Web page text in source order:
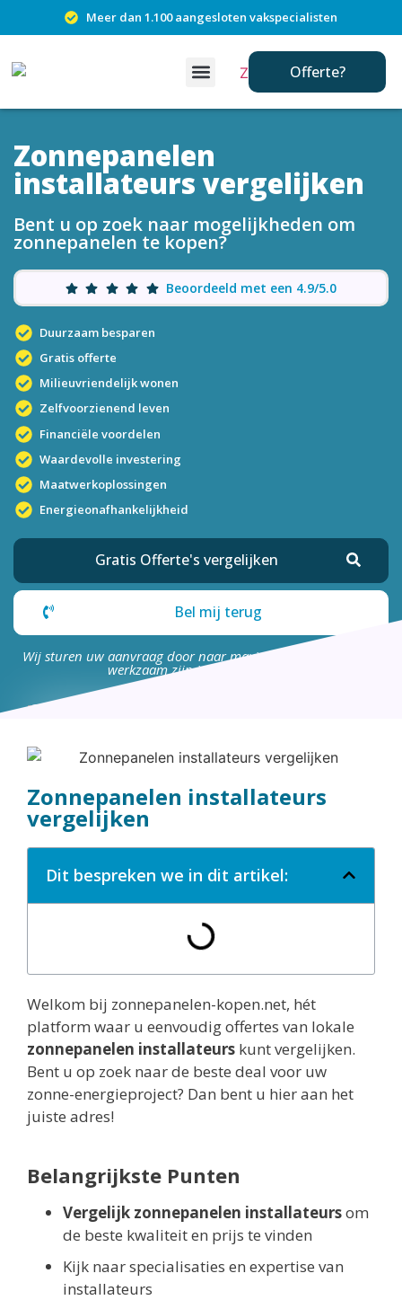
Meer dan 1.100 aangesloten vakspecialisten
Offerte?
Zonnepanelen
installateurs vergelijken
Bent u op zoek naar mogelijkheden om
zonnepanelen te kopen?
Beoordeeld met een 4.9/5.0
Duurzaam besparen
Gratis offerte
Milieuvriendelijk wonen
Zelfvoorzienend leven
Financiële voordelen
Waardevolle investering
Maatwerkoplossingen
Energieonafhankelijkheid
Gratis Offerte's vergelijken
Bel mij terug
Wij sturen uw aanvraag door naar maximaal 4 bedrijven die
werkzaam zijn in uw omgeving.
Zonnepanelen installateurs
vergelijken
Dit bespreken we in dit artikel:
Welkom bij zonnepanelen-kopen.net, hét
platform waar u eenvoudig offertes van lokale
zonnepanelen installateurs kunt vergelijken.
Bent u op zoek naar de beste deal voor uw
zonne-energieproject? Dan bent u hier aan het
juiste adres!
Belangrijkste Punten
Vergelijk zonnepanelen installateursom
de beste kwaliteit en prijs te vinden
Kijk naar specialisaties en expertise van
installateurs